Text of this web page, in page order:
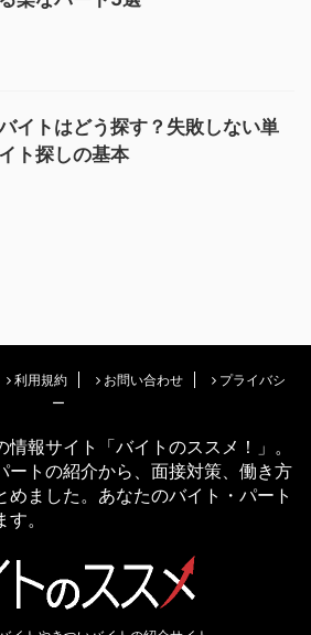
イトはどう探す？失敗しない単
ト探しの基本
利用規約 お問い合わせ
プライバシ
ー
報サイト「バイトのススメ！」。
ートの紹介から、面接対策、働き方
めました。あなたのバイト・パート
。